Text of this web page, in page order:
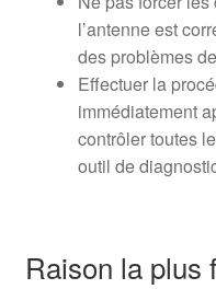
l’antenne est
des problèmes
Effectuer la
immédiatement
contrôler toutes
outil de
Raison la plus